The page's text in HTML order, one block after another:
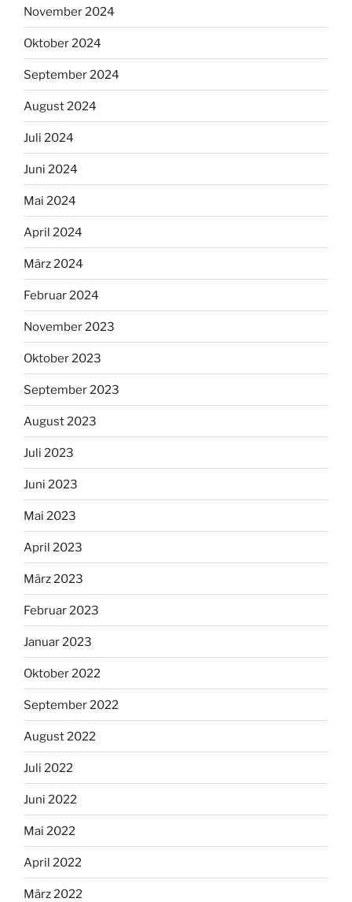
November 2024
Oktober 2024
September 2024
August 2024
Juli 2024
Juni 2024
Mai 2024
April 2024
März 2024
Februar 2024
November 2023
Oktober 2023
September 2023
August 2023
Juli 2023
Juni 2023
Mai 2023
April 2023
März 2023
Februar 2023
Januar 2023
Oktober 2022
September 2022
August 2022
Juli 2022
Juni 2022
Mai 2022
April 2022
März 2022